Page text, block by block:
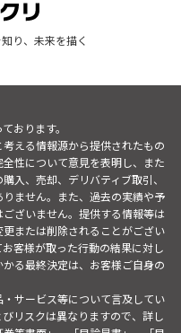
り、未来を描く
おります。
える情報源から提供されたもの
性について意見を表明し、また
入、売却、デリバティブ取引、
ません。また、過去の実績や予
ざいません。提供する情報等は
または削除されることがござい
客様が取った行動の結果に対し
る最終決定は、お客様ご自身の
サービス等について言及してい
リスクは異なりますので、詳し